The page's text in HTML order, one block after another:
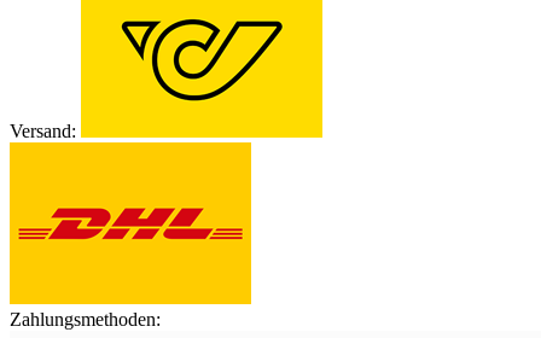
Versand:
Zahlungsmethoden: